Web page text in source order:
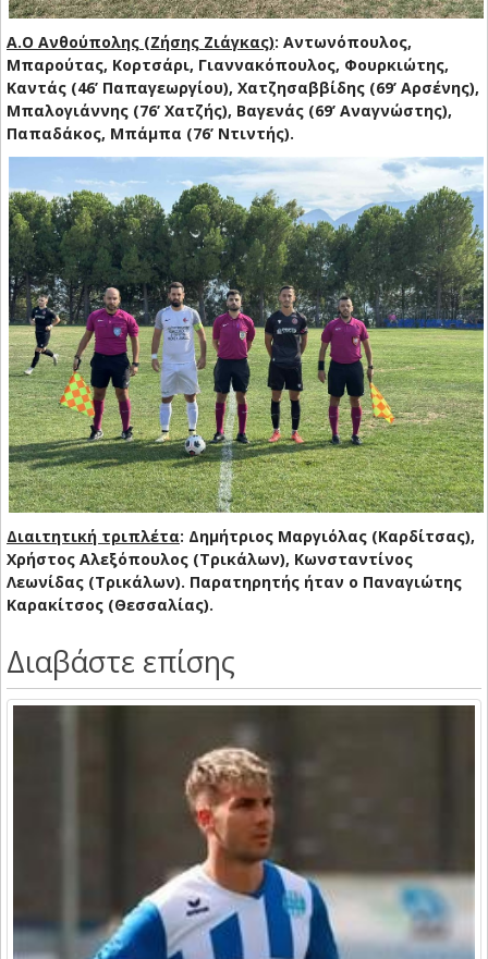
Α.Ο Ανθούπολης (Ζήσης Ζιάγκας): Αντωνόπουλος,
Μπαρούτας, Κορτσάρι, Γιαννακόπουλος, Φουρκιώτης,
Καντάς (46’ Παπαγεωργίου), Χατζησαββίδης (69’ Αρσένης),
Μπαλογιάννης (76’ Χατζής), Βαγενάς (69’ Αναγνώστης),
Παπαδάκος, Μπάμπα (76’ Ντιντής).
Διαιτητική τριπλέτα: Δημήτριος Μαργιόλας (Καρδίτσας),
Χρήστος Αλεξόπουλος (Τρικάλων), Κωνσταντίνος
Λεωνίδας (Τρικάλων). Παρατηρητής ήταν ο Παναγιώτης
Καρακίτσος (Θεσσαλίας).
Διαβάστε επίσης